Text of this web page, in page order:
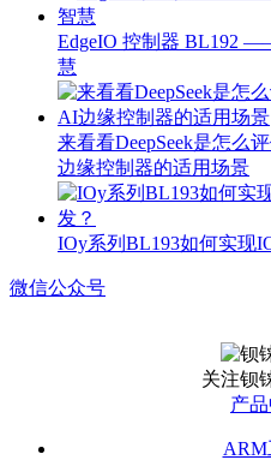
EdgeIO 控制器 BL192
慧
来看看DeepSeek是怎么
边缘控制器的适用场景
IOy系列BL193如何实现
微信公众号
关注钡
产
ARM